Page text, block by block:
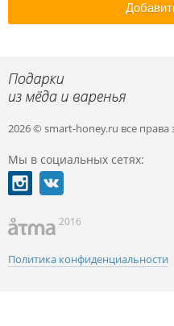
2026 © smart-honey.ru все
Мы в социальных сетях:
2016
Политика конфиденциальности